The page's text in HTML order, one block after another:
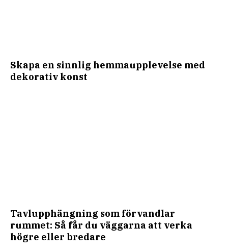
Skapa en sinnlig hemmaupplevelse med
dekorativ konst
Tavlupphängning som förvandlar
rummet: Så får du väggarna att verka
högre eller bredare